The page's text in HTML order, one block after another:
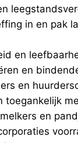
in en pak
en
en
en
toegankelijk
en